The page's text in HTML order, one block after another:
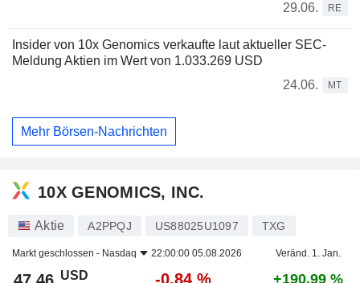
29.06.
RE
Insider von 10x Genomics verkaufte laut aktueller SEC-
Meldung Aktien im Wert von 1.033.269 USD
24.06.
MT
Mehr Börsen-Nachrichten
10X GENOMICS, INC.
Aktie A2PPQJ US88025U1097 TXG
Markt geschlossen - Nasdaq 22:00:00 05.08.2026 Veränd. 1. Jan.
USD -0,84 % +190,99 %